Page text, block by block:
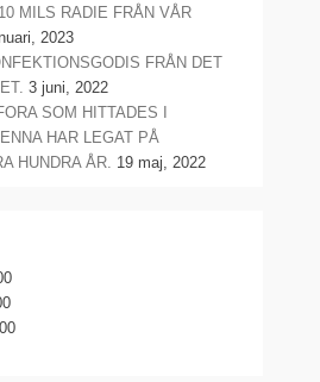
MILS RADIE FRÅN VÅR
2023
FRÅN DET
3 juni, 2022
SOM HITTADES I
HAR LEGAT PÅ
HUNDRA ÅR. 19 maj, 2022